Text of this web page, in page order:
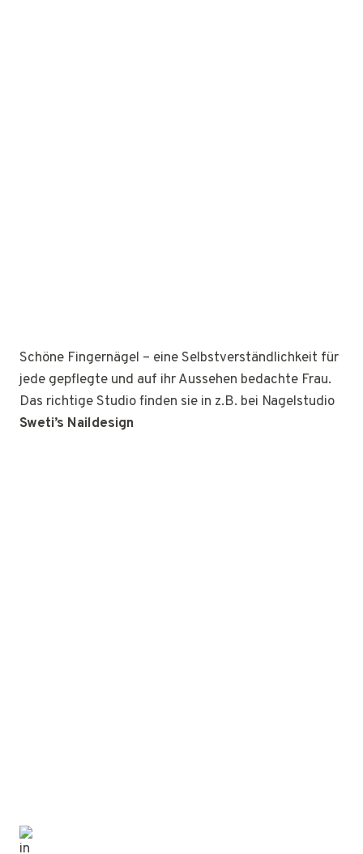
Schöne Fingernägel – eine Selbstverständlichkeit für
jede gepflegte und auf ihr Aussehen bedachte Frau.
Das richtige Studio finden sie in z.B. bei Nagelstudio
Sweti’s Naildesign